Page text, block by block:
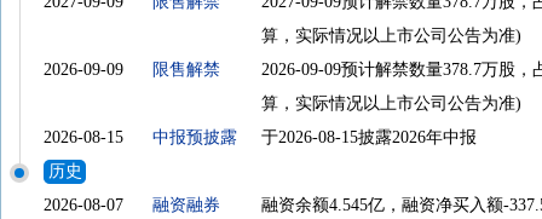
算，实际情况以上市公司公告为准)
2026-09-09
限售解禁
2026-09-09预计解禁数量378.7万股
算，实际情况以上市公司公告为准)
2026-08-15
中报预披露
于2026-08-15披露2026年中报
历史
2026-08-07
融资融券
融资余额4.545亿，融资净买入额-